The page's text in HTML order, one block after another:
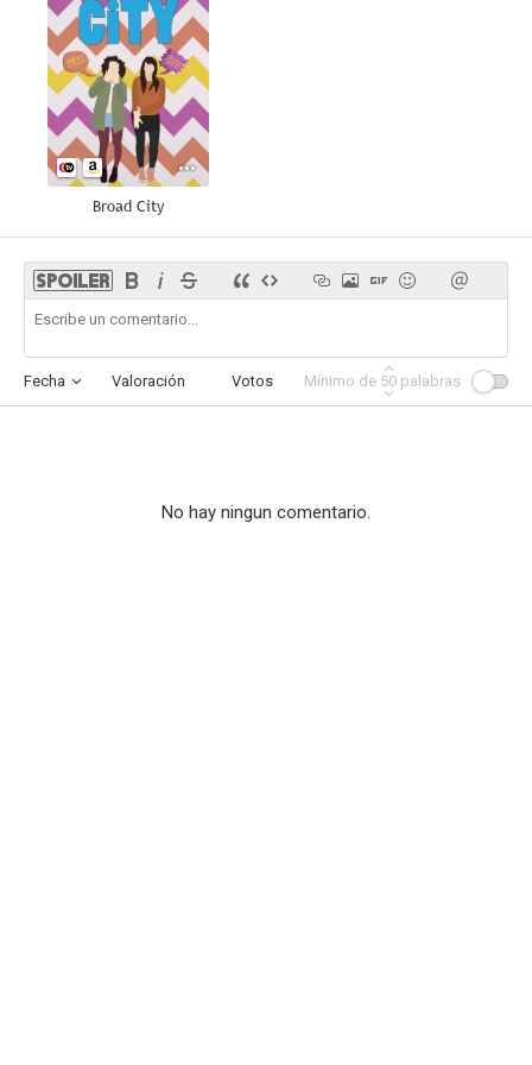
Broad City
Fecha Valoración Votos Afinidad
Mínimo de 50 palabras
No hay ningun comentario.